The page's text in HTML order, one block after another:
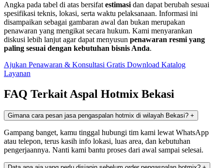
Angka pada tabel di atas bersifat estimasi dan dapat berubah sesuai
spesifikasi teknis, lokasi, serta waktu pelaksanaan. Informasi ini
disampaikan sebagai gambaran awal dan bukan merupakan
penawaran yang mengikat secara hukum. Kami menyarankan
diskusi lebih lanjut agar dapat menyusun penawaran resmi yang
paling sesuai dengan kebutuhan bisnis Anda.
Ajukan Penawaran & Konsultasi Gratis Download Katalog
Layanan
FAQ Terkait Aspal Hotmix Bekasi
Gimana cara pesan jasa pengaspalan hotmix di wilayah Bekasi? +
Gampang banget, kamu tinggal hubungi tim kami lewat WhatsApp
atau telepon, terus kasih info lokasi, luas area, dan kebutuhan
pengerjaannya. Nanti kami bantu proses dari awal sampai selesai.